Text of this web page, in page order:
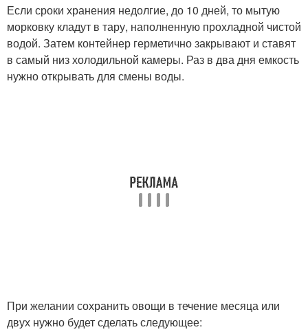
Если сроки хранения недолгие, до 10 дней, то мытую
морковку кладут в тару, наполненную прохладной чистой
водой. Затем контейнер герметично закрывают и ставят
в самый низ холодильной камеры. Раз в два дня емкость
нужно открывать для смены воды.
При желании сохранить овощи в течение месяца или
двух нужно будет сделать следующее: